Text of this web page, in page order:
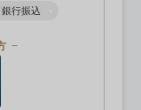
行振込